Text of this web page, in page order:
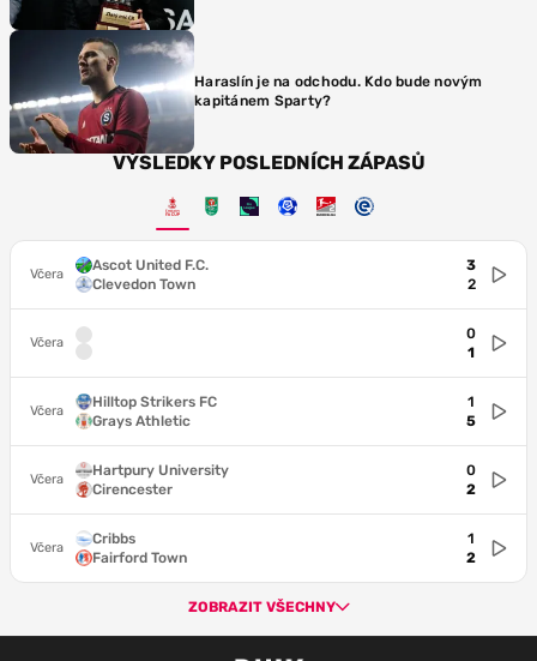
Haraslín je na odchodu. Kdo bude novým
kapitánem Sparty?
VÝSLEDKY POSLEDNÍCH ZÁPASŮ
Včera
Ascot United F.C.
Clevedon Town
3
2
Včera
0
1
Včera
Hilltop Strikers FC
Grays Athletic
1
5
Včera
Hartpury University
Cirencester
0
2
Včera
Cribbs
Fairford Town
1
2
ZOBRAZIT VŠECHNY